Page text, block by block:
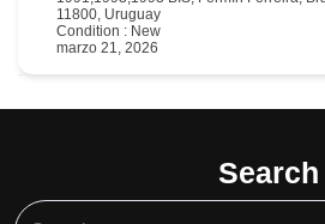
11800, Uruguay
Condition : New
marzo 21, 2026
Search